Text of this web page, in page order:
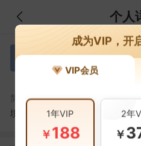
个人
徐 徐子泉
捷成股份
简介：徐子泉：男，1958年出
境外永久居留权。2006年~2009
成为VIP，开
VIP会员
1年VIP
￥188
2年
￥